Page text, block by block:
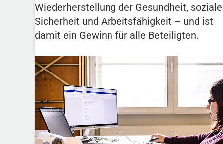
Wiederherstellung der Gesundheit, soziale
Sicherheit und Arbeitsfähigkeit – und ist
damit ein Gewinn für alle Beteiligten.